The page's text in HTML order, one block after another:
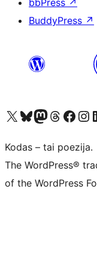
bbPress ↗
BuddyPress ↗
Visit our X (formerly Twitter) account
Apsilankykite mūsų Bluesky paskyroje
Visit our Mastodon account
Apsilankykite mūsųVisit our Facebook page
Visit
Kodas – tai poezija.
The WordPress®
of the WordPress